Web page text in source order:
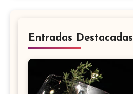
Entradas Destacadas